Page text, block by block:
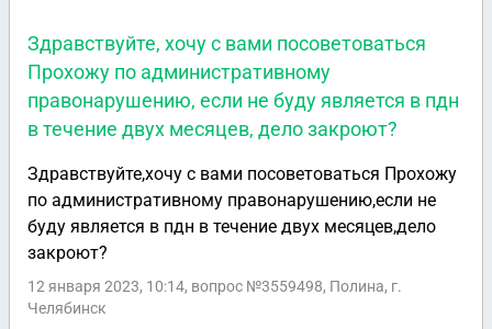
Здравствуйте, хочу с вами посоветоваться
Прохожу по административному
правонарушению, если не буду является в пдн
в течение двух месяцев, дело закроют?
Здравствуйте,хочу с вами посоветоваться Прохожу
по административному правонарушению,если не
буду является в пдн в течение двух месяцев,дело
закроют?
12 января 2023, 10:14, вопрос №3559498, Полина, г.
Челябинск